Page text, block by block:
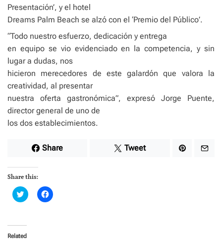
Presentación’, y el hotel
Dreams Palm Beach se alzó con el ‘Premio del Público’.
“Todo nuestro esfuerzo, dedicación y entrega
en equipo se vio evidenciado en la competencia, y sin
lugar a dudas, nos
hicieron merecedores de este galardón que valora la
creatividad, al presentar
nuestra oferta gastronómica”, expresó Jorge Puente,
director general de uno de
los dos establecimientos.
Share Tweet
Share this:
C
l
t
o
s
C
l
Related